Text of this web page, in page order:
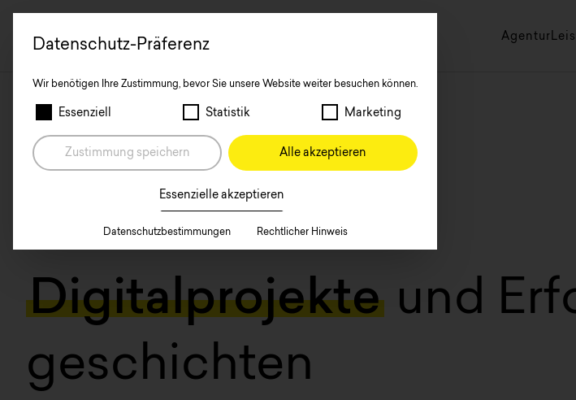
Agentur
Digital­projekte und
geschichten
Datenschutz-Präferenz
Wir benötigen Ihre Zustimmung, bevor Sie unsere Website weiter besuchen können.
Nachstehend finden Sie eine Liste der Dienstgruppen, für die eine Zustimmung
Essenziell Statistik Marketing
Zustimmung speichern Alle akzeptieren
Essenzielle akzeptieren
Datenschutzbestimmungen Rechtlicher Hinweis